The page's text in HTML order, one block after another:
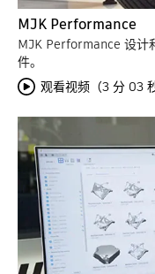
MJK Performance
MJK Performance 设计
件。
观看视频（3 分 03